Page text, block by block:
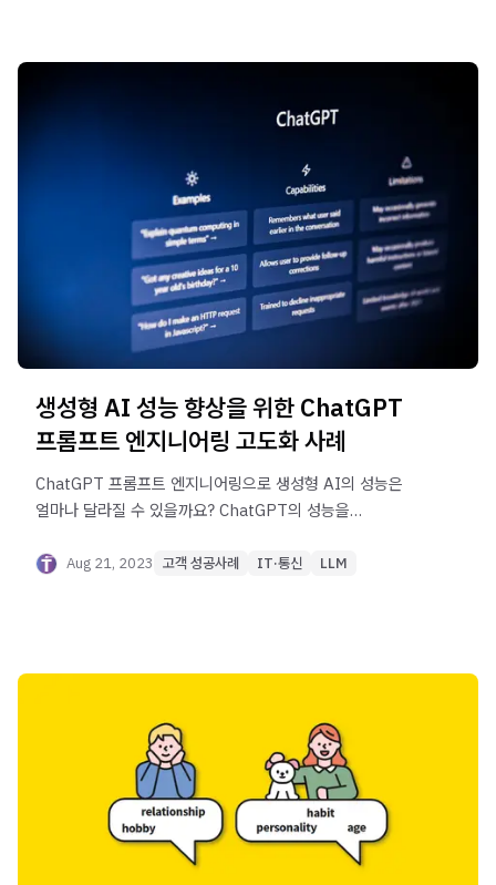
생성형 AI 성능 향상을 위한 ChatGPT
프롬프트 엔지니어링 고도화 사례
ChatGPT 프롬프트 엔지니어링으로 생성형 AI의 성능은
얼마나 달라질 수 있을까요? ChatGPT의 성능을
AI 활용을 알아보세요.
Aug 21, 2023 고객 성공사례 IT·통신 LLM